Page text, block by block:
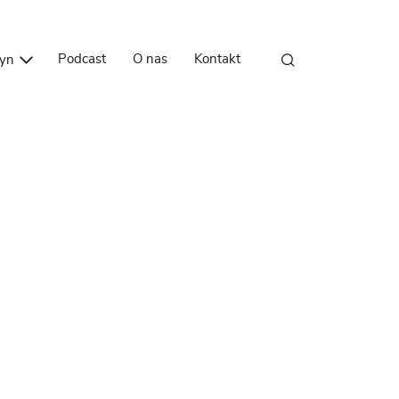
Podcast O nas Kontakt
Przejdź do treści